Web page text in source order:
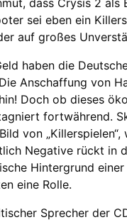
dass Crysis 2 als
sei eben ein
auf großes
haben die
Anschaffung von
Doch ob dieses
fortwährend.
von
Negative rückt in
Hintergrund
eine Rolle.
Sprecher der